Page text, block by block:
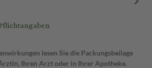
lesen Sie die Packungsbeilage
Ihren Arzt oder in Ihrer Apotheke.